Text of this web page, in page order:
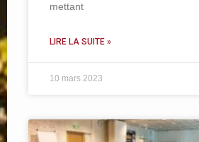
mettant
LIRE LA SUITE »
10 mars 2023